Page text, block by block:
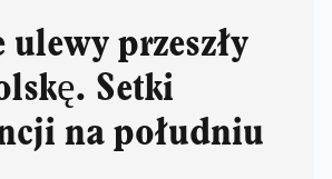
ulewy przeszły
Setki
na południu